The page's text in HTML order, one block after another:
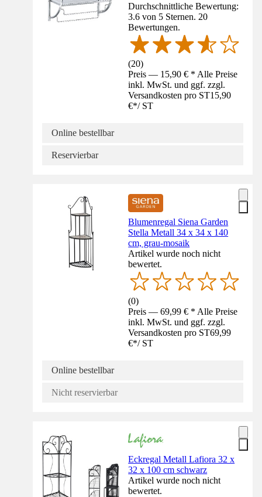
Durchschnittliche Bewertung:
3.6 von 5 Sternen. 20
Bewertungen.
(20)
Preis — 15,90 € * Alle Preise
inkl. MwSt. und ggf. zzgl.
Versandkosten pro ST15,90
€*/ ST
Online bestellbar
Reservierbar
Blumenregal Siena Garden
Stella Metall 34 x 34 x 140
cm, grau-mosaik
Artikel wurde noch nicht
bewertet.
(0)
Preis — 69,99 € * Alle Preise
inkl. MwSt. und ggf. zzgl.
Versandkosten pro ST69,99
€*/ ST
Online bestellbar
Nicht reservierbar
Eckregal Metall Lafiora 32 x
32 x 100 cm schwarz
Artikel wurde noch nicht
bewertet.